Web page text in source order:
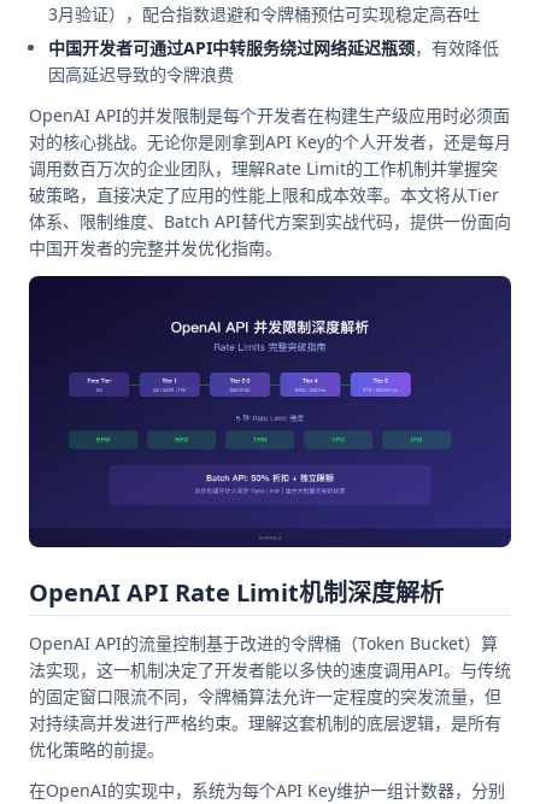
3月验证），配合指数退避和令牌桶预估可实现稳定高吞吐
中国开发者可通过API中转服务绕过网络延迟瓶颈，有效降低
因高延迟导致的令牌浪费
OpenAI API的并发限制是每个开发者在构建生产级应用时必须面
对的核心挑战。无论你是刚拿到API Key的个人开发者，还是每月
调用数百万次的企业团队，理解Rate Limit的工作机制并掌握突
破策略，直接决定了应用的性能上限和成本效率。本文将从Tier
体系、限制维度、Batch API替代方案到实战代码，提供一份面向
中国开发者的完整并发优化指南。
OpenAI API Rate Limit机制深度解析
OpenAI API的流量控制基于改进的令牌桶（Token Bucket）算
法实现，这一机制决定了开发者能以多快的速度调用API。与传统
的固定窗口限流不同，令牌桶算法允许一定程度的突发流量，但
对持续高并发进行严格约束。理解这套机制的底层逻辑，是所有
优化策略的前提。
在OpenAI的实现中，系统为每个API Key维护一组计数器，分别